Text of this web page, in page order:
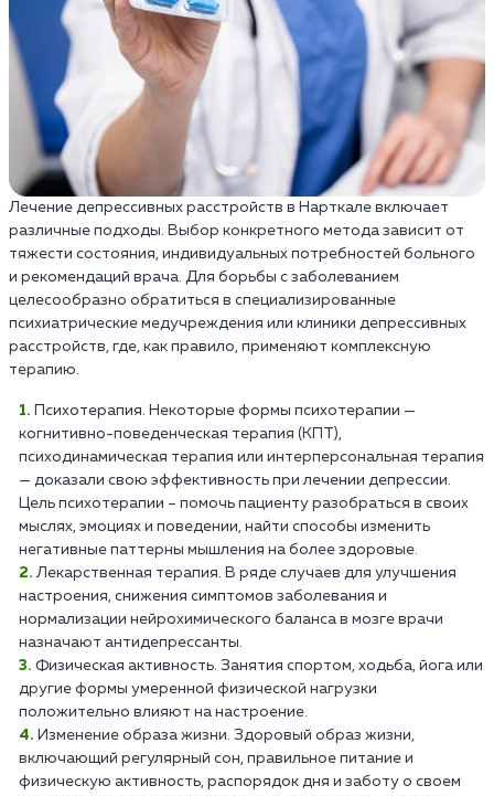
Лечение депрессивных расстройств в Нарткале включает
различные подходы. Выбор конкретного метода зависит от
тяжести состояния, индивидуальных потребностей больного
и рекомендаций врача. Для борьбы с заболеванием
целесообразно обратиться в специализированные
психиатрические медучреждения или клиники депрессивных
расстройств, где, как правило, применяют комплексную
терапию.
Психотерапия. Некоторые формы психотерапии —
когнитивно-поведенческая терапия (КПТ),
психодинамическая терапия или интерперсональная терапия
— доказали свою эффективность при лечении депрессии.
Цель психотерапии – помочь пациенту разобраться в своих
мыслях, эмоциях и поведении, найти способы изменить
негативные паттерны мышления на более здоровые.
Лекарственная терапия. В ряде случаев для улучшения
настроения, снижения симптомов заболевания и
нормализации нейрохимического баланса в мозге врачи
назначают антидепрессанты.
Физическая активность. Занятия спортом, ходьба, йога или
другие формы умеренной физической нагрузки
положительно влияют на настроение.
Изменение образа жизни. Здоровый образ жизни,
включающий регулярный сон, правильное питание и
физическую активность, распорядок дня и заботу о своем